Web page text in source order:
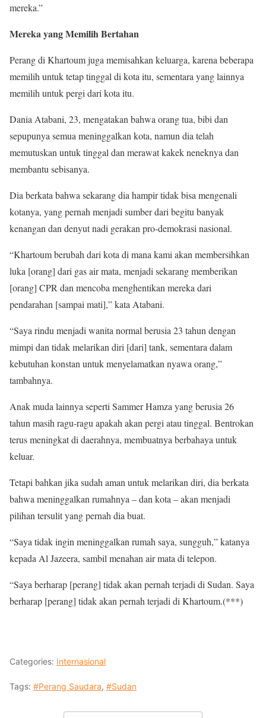
mereka.”
Mereka yang Memilih Bertahan
Perang di Khartoum juga memisahkan keluarga, karena beberapa
memilih untuk tetap tinggal di kota itu, sementara yang lainnya
memilih untuk pergi dari kota itu.
Dania Atabani, 23, mengatakan bahwa orang tua, bibi dan
sepupunya semua meninggalkan kota, namun dia telah
memutuskan untuk tinggal dan merawat kakek neneknya dan
membantu sebisanya.
Dia berkata bahwa sekarang dia hampir tidak bisa mengenali
kotanya, yang pernah menjadi sumber dari begitu banyak
kenangan dan denyut nadi gerakan pro-demokrasi nasional.
“Khartoum berubah dari kota di mana kami akan membersihkan
luka [orang] dari gas air mata, menjadi sekarang memberikan
[orang] CPR dan mencoba menghentikan mereka dari
pendarahan [sampai mati],” kata Atabani.
“Saya rindu menjadi wanita normal berusia 23 tahun dengan
mimpi dan tidak melarikan diri [dari] tank, sementara dalam
kebutuhan konstan untuk menyelamatkan nyawa orang,”
tambahnya.
Anak muda lainnya seperti Sammer Hamza yang berusia 26
tahun masih ragu-ragu apakah akan pergi atau tinggal. Bentrokan
terus meningkat di daerahnya, membuatnya berbahaya untuk
keluar.
Tetapi bahkan jika sudah aman untuk melarikan diri, dia berkata
bahwa meninggalkan rumahnya – dan kota – akan menjadi
pilihan tersulit yang pernah dia buat.
“Saya tidak ingin meninggalkan rumah saya, sungguh,” katanya
kepada Al Jazeera, sambil menahan air mata di telepon.
“Saya berharap [perang] tidak akan pernah terjadi di Sudan. Saya
berharap [perang] tidak akan pernah terjadi di Khartoum.(***)
Categories: Internasional
Tags: #Perang Saudara, #Sudan